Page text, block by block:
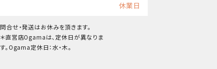
休業日
問合せ・発送はお休みを頂きます。
＊直営店Ogamaは、定休日が異なりま
す。Ogama定休日：水・木。